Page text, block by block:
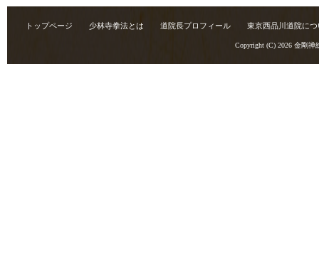
トップページ 少林寺拳法とは 道院長プロフィール 東京西品川道院につ
Copyright (C) 2026 金剛禅